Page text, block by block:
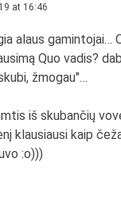
at 16:46
alaus gamintojai…
Quo vadis?
žmogau"…
iš skubančių
klausiausi kaip
:o)))